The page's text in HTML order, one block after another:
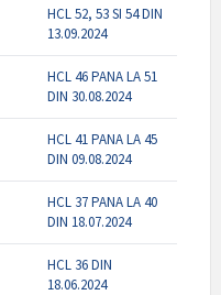
HCL 52, 53 SI 54 DIN
13.09.2024
HCL 46 PANA LA 51
DIN 30.08.2024
HCL 41 PANA LA 45
DIN 09.08.2024
HCL 37 PANA LA 40
DIN 18.07.2024
HCL 36 DIN
18.06.2024